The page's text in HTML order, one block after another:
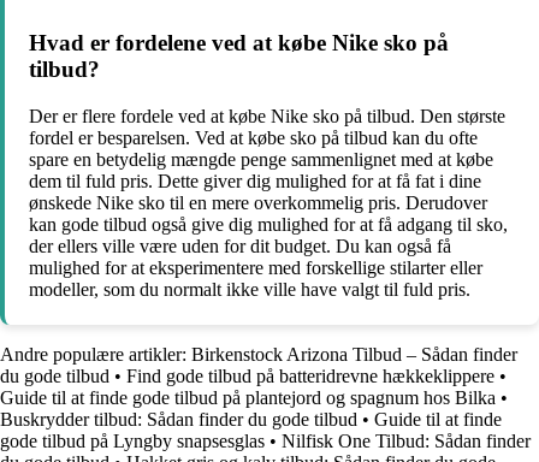
Hvad er fordelene ved at købe Nike sko på
tilbud?
Der er flere fordele ved at købe Nike sko på tilbud. Den største
fordel er besparelsen. Ved at købe sko på tilbud kan du ofte
spare en betydelig mængde penge sammenlignet med at købe
dem til fuld pris. Dette giver dig mulighed for at få fat i dine
ønskede Nike sko til en mere overkommelig pris. Derudover
kan gode tilbud også give dig mulighed for at få adgang til sko,
der ellers ville være uden for dit budget. Du kan også få
mulighed for at eksperimentere med forskellige stilarter eller
modeller, som du normalt ikke ville have valgt til fuld pris.
Andre populære artikler: Birkenstock Arizona Tilbud – Sådan finder
du gode tilbud • Find gode tilbud på batteridrevne hækkeklippere •
Guide til at finde gode tilbud på plantejord og spagnum hos Bilka •
Buskrydder tilbud: Sådan finder du gode tilbud • Guide til at finde
gode tilbud på Lyngby snapsesglas • Nilfisk One Tilbud: Sådan finder